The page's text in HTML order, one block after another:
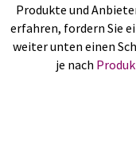
Produkte und
erfahren, fordern Sie
weiter unten einen
je nach